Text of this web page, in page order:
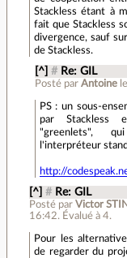
Stackless étant à
fait que Stackless
divergence, sauf
de Stackless.
[^] # Re: GIL
Posté par Antoine
PS : un sous-
par Stackless
"greenlets",
l'interpréteur
http://
[^] # Re: GIL
Posté parVictor
16:42. Évalué à4.
Pour les
de regarder du